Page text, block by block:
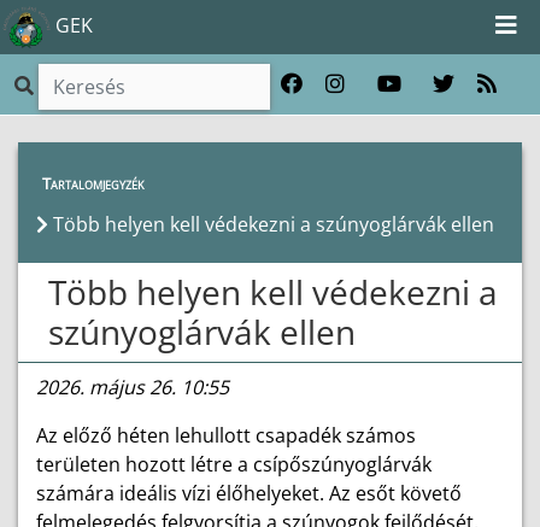
GEK
Híreink > Hírek
Tartalomjegyzék
Több helyen kell védekezni a szúnyoglárvák ellen
Több helyen kell védekezni a
szúnyoglárvák ellen
2026. május 26. 10:55
Az előző héten lehullott csapadék számos
területen hozott létre a csípőszúnyoglárvák
számára ideális vízi élőhelyeket. Az esőt követő